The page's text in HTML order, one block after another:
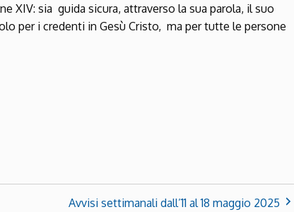
XIV: sia guida sicura, attraverso la sua parola, il suo
per i credenti in Gesù Cristo, ma per tutte le persone
Avvisi settimanali dall’11 al 18 maggio 2025